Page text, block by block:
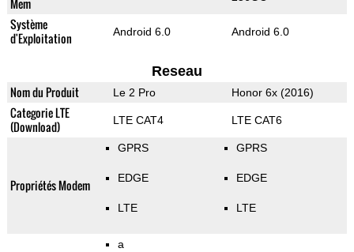
Mem
Système
d'Exploitation
Android 6.0 Android 6.0
Reseau
Nom du Produit Le 2 Pro Honor 6x (2016)
Categorie LTE
(Download)
LTE CAT4 LTE CAT6
Propriétés Modem
GPRS
EDGE
LTE
GPRS
EDGE
LTE
a